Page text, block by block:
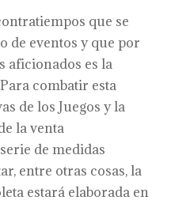
que se
de eventos y que por
aficionados es la
combatir esta
de los Juegos y la
la venta
de medidas
entre otras cosas, la
estará elaborada en